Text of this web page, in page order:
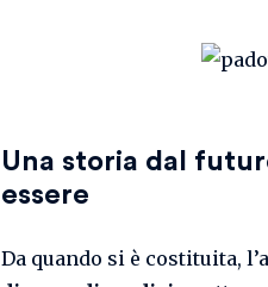
Una storia dal
essere
Da quando si è costituita,